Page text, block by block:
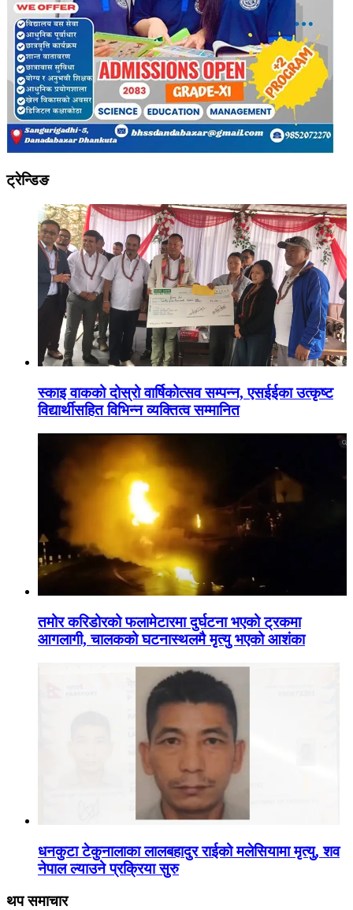
ट्रेन्डिङ
स्काइ वाकको दोस्रो वार्षिकोत्सव सम्पन्न, एसईईका उत्कृष्ट
विद्यार्थीसहित विभिन्न व्यक्तित्व सम्मानित
तमोर करिडोरको फलामेटारमा दुर्घटना भएको ट्रकमा
आगलागी, चालकको घटनास्थलमै मृत्यु भएको आशंका
धनकुटा टेकुनालाका लालबहादुर राईको मलेसियामा मृत्यु, शव
नेपाल ल्याउने प्रक्रिया सुरु
थप समाचार